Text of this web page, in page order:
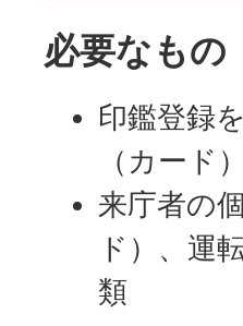
必要なもの
印鑑登録
（カード）
来庁者の
ド）、運
類